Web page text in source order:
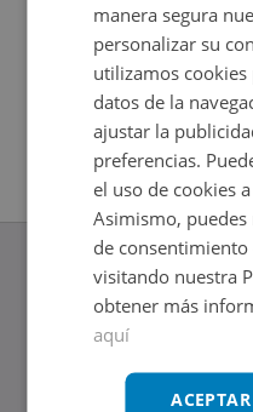
Vaya, parece que el
incorrecto, pero
Avenida de
manera segura
personalizar su
utilizamos
datos de la
ajustar la
preferencias.
el uso de cookies
Asimismo,
de
visitando nuestra
obtener más
aquí